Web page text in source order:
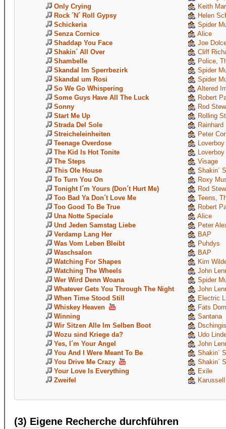
Only Crying
Keith
Rock ´N´ Roll Gypsy
Helen
Schickeria
Spider
Senza Cornice
Alice
Shaddap You Face
Joe
Shakin´ All Over
Cliff
Shambelle
Police,
Skandal Im Sperrbezirk
Spider
Skandal um Rosi
Spider
So We Go Whispering
Altered
Some Guys Have All The Luck
Robert
Sonny
Rod
Start Me Up
Rolling
Strada Del Sole
Streicheleinheiten
Peter
Teenage Overdose
Loverboy
The Kid Is Hot Tonite
Loverboy
The Steps
Visage
This Ole House
Shakin´
To Turn You On
Roxy
Tonight I´m Yours (Don´t Hurt Me)
Rod
Too Bad Ya Don´t Love Me
Teens,
Too Good To Be True
Robert
Una Notte Speciale
Alice
Und Jeden Samstag Liebe
Peter
Verdamp Lang Her
BAP
Was Vom Leben Bleibt
Puhdys
Waschsalon
BAP
Watching For Shapes
Kim
Watching The Wheels
John
Wer Wird Denn Woana
Spider
Whatever Gets You Through The Night
John
When Time Stood Still
Electric
Whiskey Heaven
Fats
Winning
Santana
Wir Sitzen Alle Im Selben Boot
Wozu sind Kriege da?
Udo
Yes, I´m Your Angel
John
You And I Were Meant To Be
Shakin´
You Drive Me Crazy
Shakin´
Your Love Is Everything
Exile
Zweifel
Karussell
(3) Eigene Recherche durchführen